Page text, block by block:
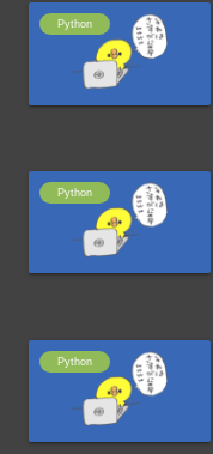
Python
Python
Python